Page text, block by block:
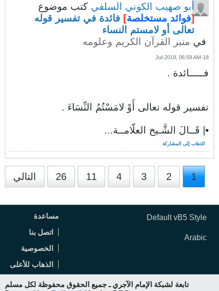
أبو صهيب الكوني السلفي كتب موضوع
[فوائد مستخلصة] فائدة في تفسير قوله
تعالى أو لامستم النساء
في منبر القرآن الكريم وعلومه
18-Jul-2019, 06:59 AM
فـــــائدة .
تفسير قوله تعالى أَوْ لامَسْتُمُ النِّسَاءَ .
▪| قَــالَ الشَّـيخ العلّامــة...
الذهاب إلى المشاركة
1
2
3
4
11
26 التالي
Default vB5 Style
Arabic
مساعدة
اتصل بنا
الخصوصية
الذهاب للأعلى
تابعة لشبكة الإمام الآجري ـ جميع الحقوق محفوظة لكل مسلم